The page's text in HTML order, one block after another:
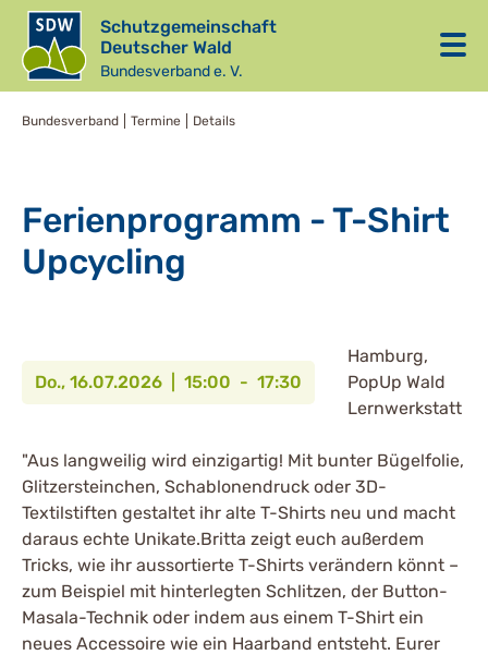
Schutzgemeinschaft
Deutscher Wald
Bundesverband e. V.
Bundesverband Termine Details
Ferienprogramm - T-Shirt
Upcycling
Do., 16.07.2026 | 15:00 - 17:30
Hamburg,
PopUp Wald
Lernwerkstatt
"Aus langweilig wird einzigartig! Mit bunter Bügelfolie,
Glitzersteinchen, Schablonendruck oder 3D-
Textilstiften gestaltet ihr alte T-Shirts neu und macht
daraus echte Unikate.Britta zeigt euch außerdem
Tricks, wie ihr aussortierte T-Shirts verändern könnt –
zum Beispiel mit hinterlegten Schlitzen, der Button-
Masala-Technik oder indem aus einem T-Shirt ein
neues Accessoire wie ein Haarband entsteht. Eurer